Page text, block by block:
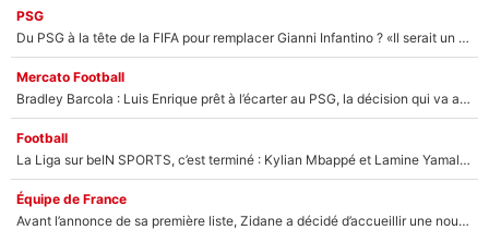
PSG
Du PSG à la tête de la FIFA pour remplacer Gianni Infantino ? «Il serait un mauvais président», le patron de la Liga s'attaque à Nasser Al-Khelaïfi !
Mercato Football
Bradley Barcola : Luis Enrique prêt à l’écarter au PSG, la décision qui va accélérer son transfert à Liverpool ?
Football
La Liga sur beIN SPORTS, c’est terminé : Kylian Mbappé et Lamine Yamal changent de chaîne, «le moment était venu d'ouvrir un nouveau chapitre»
Équipe de France
Avant l’annonce de sa première liste, Zidane a décidé d’accueillir une nouvelle tête en équipe de France